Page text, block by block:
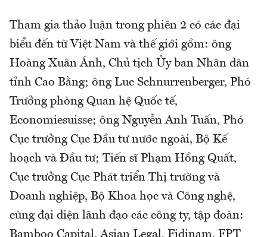
Tham gia thảo luận trong phiên 2 có các đại
biểu đến từ Việt Nam và thế giới gồm: ông
Hoàng Xuân Ánh, Chủ tịch Ủy ban Nhân dân
tỉnh Cao Bằng; ông Luc Schnurrenberger, Phó
Trưởng phòng Quan hệ Quốc tế,
Economiesuisse; ông Nguyễn Anh Tuấn, Phó
Cục trưởng Cục Đầu tư nước ngoài, Bộ Kế
hoạch và Đầu tư; Tiến sĩ Phạm Hồng Quất,
Cục trưởng Cục Phát triển Thị trường và
Doanh nghiệp, Bộ Khoa học và Công nghệ,
cùng đại diện lãnh đạo các công ty, tập đoàn:
Bamboo Capital, Asian Legal, Fidinam, FPT